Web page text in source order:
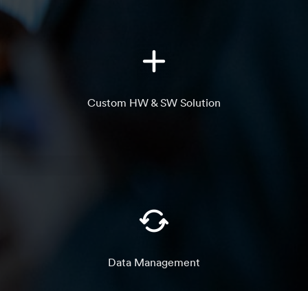
Custom HW & SW Solution
Data Management